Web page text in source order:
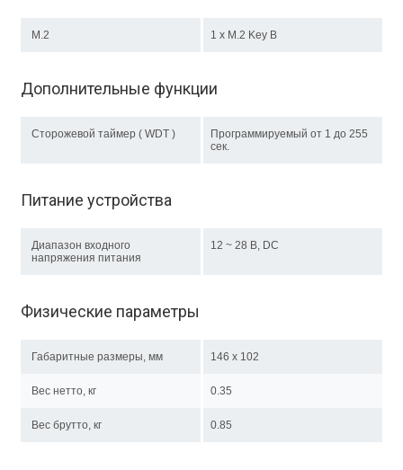
M.2 1 х M.2 Key B
Дополнительные функции
Сторожевой таймер ( WDT )
Программируемый от 1 до 255
сек.
Питание устройства
Диапазон входного
напряжения питания
12 ~ 28 В, DC
Физические параметры
Габаритные размеры, мм 146 x 102
Вес нетто, кг 0.35
Вес брутто, кг 0.85